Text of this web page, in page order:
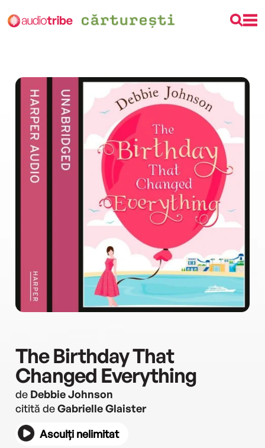
The Birthday That
Changed Everything
de Debbie Johnson
citită deGabrielle Glaister
Asculți nelimitat